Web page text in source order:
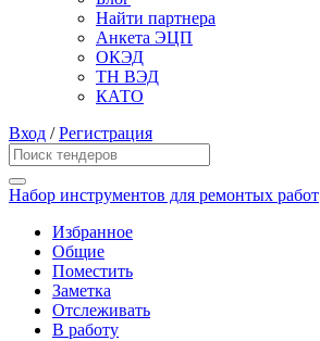
Найти партнера
Анкета ЭЦП
ОКЭД
ТН ВЭД
КАТО
Вход /Регистрация
Набор инструментов для ремонтых работ
Избранное
Общие
Поместить
Заметка
Отслеживать
В работу